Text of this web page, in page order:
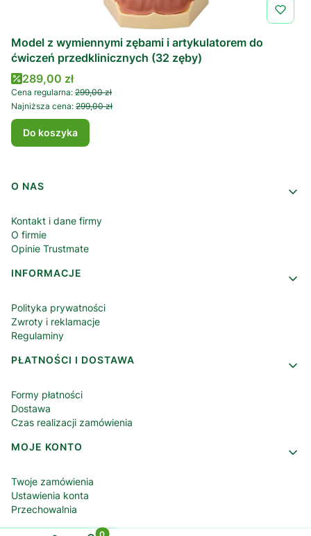
Model z wymiennymi zębami i artykulatorem do
ćwiczeń przedklinicznych (32 zęby)
Cena promocyjna
289,00 zł
Cena regularna: 299,00 zł
Najniższa cena: 299,00 zł
Do koszyka
Linki w stopce
O NAS
Kontakt i dane firmy
O firmie
Opinie Trustmate
INFORMACJE
Polityka prywatności
Zwroty i reklamacje
Regulaminy
PŁATNOŚCI I DOSTAWA
Formy płatności
Dostawa
Czas realizacji zamówienia
MOJE KONTO
Twoje zamówienia
Ustawienia konta
Przechowalnia